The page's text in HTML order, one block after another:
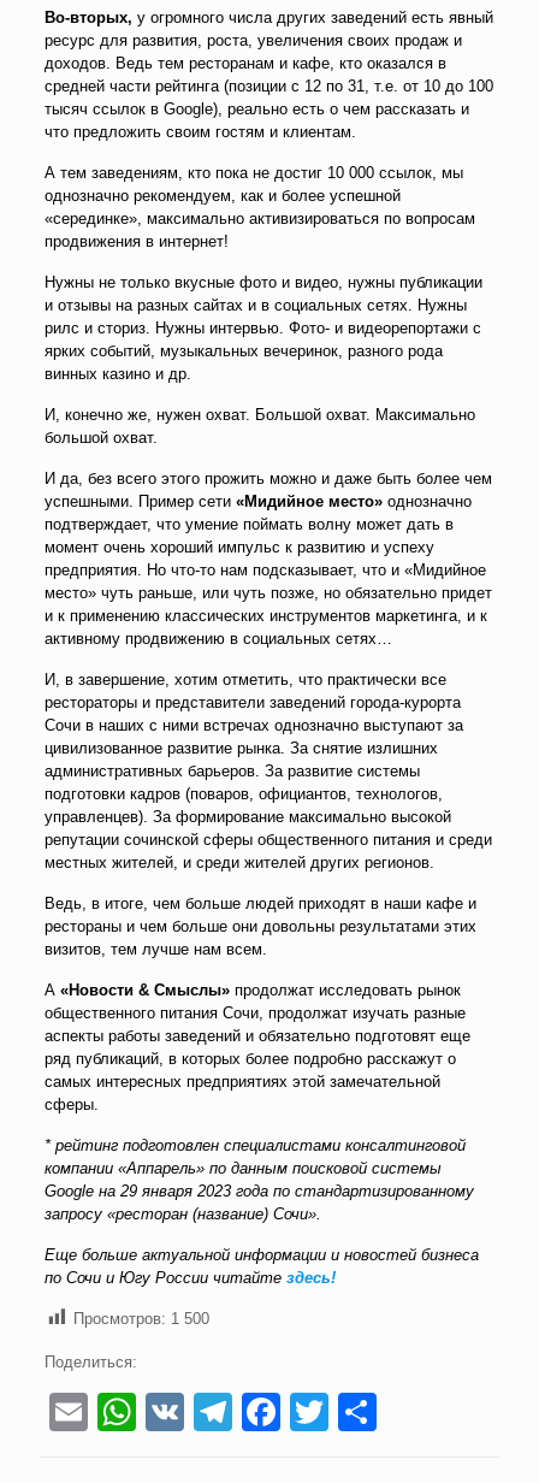
Во-вторых, у огромного числа других заведений есть явный
ресурс для развития, роста, увеличения своих продаж и
доходов. Ведь тем ресторанам и кафе, кто оказался в
средней части рейтинга (позиции с 12 по 31, т.е. от 10 до 100
тысяч ссылок в Google), реально есть о чем рассказать и
что предложить своим гостям и клиентам.
А тем заведениям, кто пока не достиг 10 000 ссылок, мы
однозначно рекомендуем, как и более успешной
«серединке», максимально активизироваться по вопросам
продвижения в интернет!
Нужны не только вкусные фото и видео, нужны публикации
и отзывы на разных сайтах и в социальных сетях. Нужны
рилс и сториз. Нужны интервью. Фото- и видеорепортажи с
ярких событий, музыкальных вечеринок, разного рода
винных казино и др.
И, конечно же, нужен охват. Большой охват. Максимально
большой охват.
И да, без всего этого прожить можно и даже быть более чем
успешными. Пример сети «Мидийное место»однозначно
подтверждает, что умение поймать волну может дать в
момент очень хороший импульс к развитию и успеху
предприятия. Но что-то нам подсказывает, что и «Мидийное
место» чуть раньше, или чуть позже, но обязательно придет
и к применению классических инструментов маркетинга, и к
активному продвижению в социальных сетях…
И, в завершение, хотим отметить, что практически все
рестораторы и представители заведений города-курорта
Сочи в наших с ними встречах однозначно выступают за
цивилизованное развитие рынка. За снятие излишних
административных барьеров. За развитие системы
подготовки кадров (поваров, официантов, технологов,
управленцев). За формирование максимально высокой
репутации сочинской сферы общественного питания и среди
местных жителей, и среди жителей других регионов.
Ведь, в итоге, чем больше людей приходят в наши кафе и
рестораны и чем больше они довольны результатами этих
визитов, тем лучше нам всем.
А «Новости & Смыслы»продолжат исследовать рынок
общественного питания Сочи, продолжат изучать разные
аспекты работы заведений и обязательно подготовят еще
ряд публикаций, в которых более подробно расскажут о
самых интересных предприятиях этой замечательной
сферы.
* рейтинг подготовлен специалистами консалтинговой
компании «Аппарель» по данным поисковой системы
Googleна 29 января 2023 года по стандартизированному
запросу «ресторан (название) Сочи».
Еще больше актуальной информации и новостей бизнеса
по Сочи и Югу России читайте здесь!
Просмотров: 1 500
Поделиться:
EmailWhatsApp
VK Telegram
Facebook
Twitter